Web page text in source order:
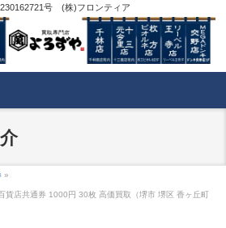
号 (株)フロンティア
»
貨店共通券 1000円 30枚 高価買取（堺市 堺区 香ヶ丘町